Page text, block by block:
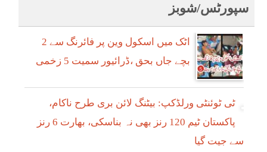
سپورٹس/شوبز
اٹک میں اسکول وین پر فائرنگ سے 2
بچے جاں بحق ،ڈرائیور سمیت 5 زخمی
ٹی ٹوئنٹی ورلڈکپ: بیٹنگ لائن بری طرح ناکام،
پاکستان ٹیم 120 رنز بھی نہ بناسکی، بھارت 6 رنز
سے جیت گیا